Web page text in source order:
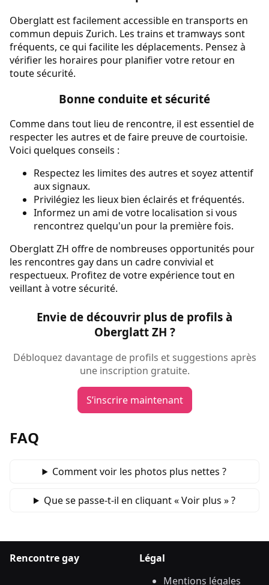
Oberglatt est facilement accessible en transports en
commun depuis Zurich. Les trains et tramways sont
fréquents, ce qui facilite les déplacements. Pensez à
vérifier les horaires pour planifier votre retour en
toute sécurité.
Bonne conduite et sécurité
Comme dans tout lieu de rencontre, il est essentiel de
respecter les autres et de faire preuve de courtoisie.
Voici quelques conseils :
Respectez les limites des autres et soyez attentif
aux signaux.
Privilégiez les lieux bien éclairés et fréquentés.
Informez un ami de votre localisation si vous
rencontrez quelqu'un pour la première fois.
Oberglatt ZH offre de nombreuses opportunités pour
les rencontres gay dans un cadre convivial et
respectueux. Profitez de votre expérience tout en
veillant à votre sécurité.
Envie de découvrir plus de profils à
Oberglatt ZH ?
Débloquez davantage de profils et suggestions après
une inscription gratuite.
S’inscrire maintenant
FAQ
Comment voir les photos plus nettes ?
Que se passe‑t‑il en cliquant « Voir plus » ?
Rencontre gay
Légal
Mentions légales